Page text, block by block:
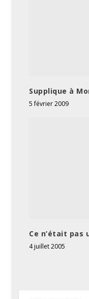
Supplique à
5 février 2009
Ce n’était pas
4 juillet 2005